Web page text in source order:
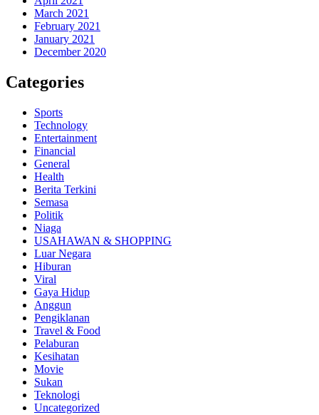
March 2021
February 2021
January 2021
December 2020
Categories
Sports
Technology
Entertainment
Financial
General
Health
Berita Terkini
Semasa
Politik
Niaga
USAHAWAN & SHOPPING
Luar Negara
Hiburan
Viral
Gaya Hidup
Anggun
Pengiklanan
Travel & Food
Pelaburan
Kesihatan
Movie
Sukan
Teknologi
Uncategorized